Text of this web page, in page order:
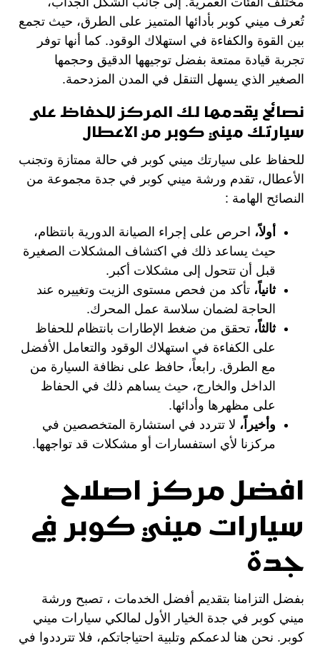
تُعرف ميني كوبر بأدائها المتميز على الطرق، حيث تجمع
بين القوة والكفاءة في استهلاك الوقود. كما أنها توفر
تجربة قيادة ممتعة بفضل توجيهها الدقيق وحجمها
الصغير الذي يسهل التنقل في المدن المزدحمة.
نصائح يقدمها لك المركز للحفاظ على
سيارتك ميني كوبر من الاعطال
للحفاظ على سيارتك ميني كوبر في حالة ممتازة وتجنب
الأعطال، تقدم ورشة ميني كوبر في جدة مجموعة من
النصائح الهامة :
أولاً، احرص على إجراء الصيانة الدورية بانتظام،
حيث يساعد ذلك في اكتشاف المشكلات الصغيرة
قبل أن تتحول إلى مشكلات أكبر.
ثانياً، تأكد من فحص مستوى الزيت وتغييره عند
الحاجة لضمان سلاسة عمل المحرك.
ثالثاً، تحقق من ضغط الإطارات بانتظام للحفاظ
على الكفاءة في استهلاك الوقود والتعامل الأفضل
مع الطرق. رابعاً، حافظ على نظافة السيارة من
الداخل والخارج، حيث يساهم ذلك في الحفاظ
على مظهرها وأدائها.
وأخيراً، لا تتردد في استشارة المتخصصين في
مركزنا لأي استفسارات أو مشكلات قد تواجهها.
افضل مركز اصلاح
سيارات ميني كوبر في
جدة
بفضل التزامنا بتقديم أفضل الخدمات ، تصبح ورشة
ميني كوبر في جدة الخيار الأول لمالكي سيارات ميني
كوبر. نحن هنا لدعمكم وتلبية احتياجاتكم، فلا تترددوا في